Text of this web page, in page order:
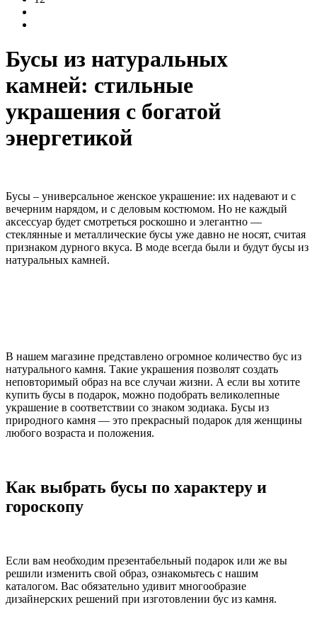
Бусы из натуральных
камней: стильные
украшения с богатой
энергетикой
Бусы – универсальное женское украшение: их надевают и с
вечерним нарядом, и с деловым костюмом. Но не каждый
аксессуар будет смотреться роскошно и элегантно —
стеклянные и металлические бусы уже давно не носят, считая
признаком дурного вкуса. В моде всегда были и будут бусы из
натуральных камней.
В нашем магазине представлено огромное количество бус из
натурального камня. Такие украшения позволят создать
неповторимый образ на все случаи жизни. А если вы хотите
купить бусы в подарок, можно подобрать великолепные
украшение в соответствии со знаком зодиака. Бусы из
природного камня — это прекрасный подарок для женщины
любого возраста и положения.
Как выбрать бусы по характеру и
гороскопу
Если вам необходим презентабельный подарок или же вы
решили изменить свой образ, ознакомьтесь с нашим
каталогом. Вас обязательно удивит многообразие
дизайнерских решений при изготовлении бус из камня.